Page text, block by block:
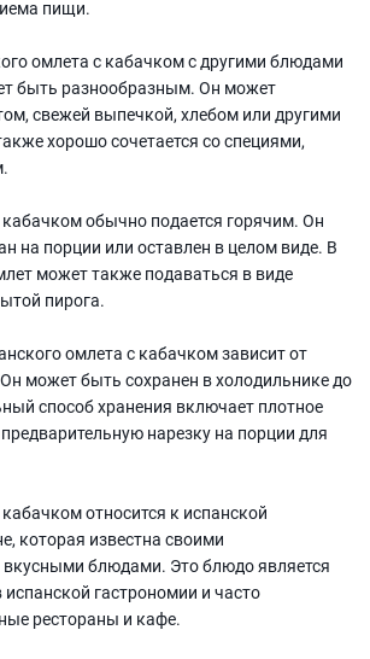
пищи.
омлета с кабачком с другими блюдами
быть разнообразным. Он может
свежей выпечкой, хлебом или другими
хорошо сочетается со специями,
обычно подается горячим. Он
на порции или оставлен в целом виде. В
может также подаваться в виде
пирога.
омлета с кабачком зависит от
может быть сохранен в холодильнике до
способ хранения включает плотное
нарезку на порции для
относится к испанской
которая известна своими
блюдами. Это блюдо является
гастрономии и часто
рестораны и кафе.